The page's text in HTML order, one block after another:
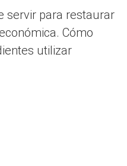
servir para restaurar
Cómo
utilizar